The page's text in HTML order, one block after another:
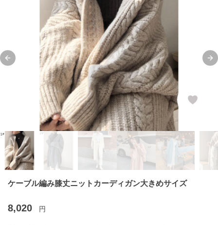
Previous slide
ケーブル編み膝丈ニットカーディガン大きめサイズ
8,020 円